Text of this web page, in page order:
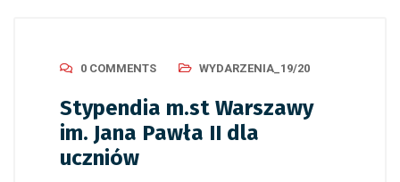
0 COMMENTS WYDARZENIA_19/20
Stypendia m.st Warszawy
im. Jana Pawła II dla
uczniów